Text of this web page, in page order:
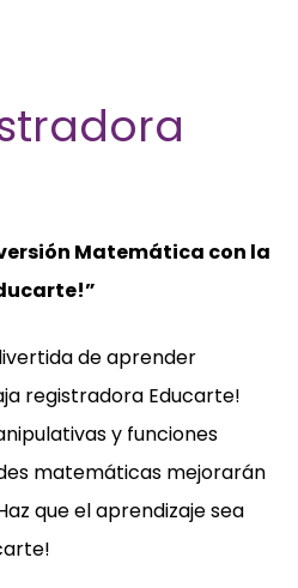
Matemática con la
de aprender
registradora Educarte!
y funciones
matemáticas mejorarán
que el aprendizaje sea